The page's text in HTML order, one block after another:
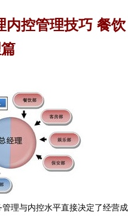
内控管理技巧 餐饮
理与内控水平直接决定了经营成